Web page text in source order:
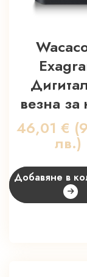
везна за
46,01 €
лв.)
Добавяне в